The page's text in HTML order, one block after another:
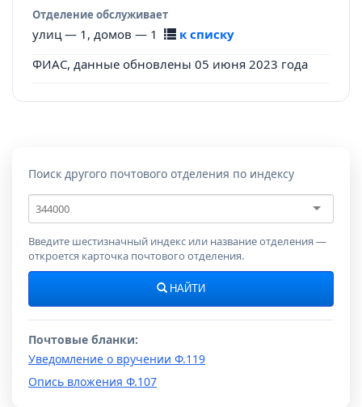
Отделение обслуживает
улиц — 1, домов — 1 к списку
ФИАС, данные обновлены 05 июня 2023 года
Поиск другого почтового отделения по индексу
Почтовый
индекс
Введите шестизначный индекс или название отделения —
откроется карточка почтового отделения.
НАЙТИ
Почтовые бланки:
Уведомление о вручении Ф.119
Опись вложения Ф.107